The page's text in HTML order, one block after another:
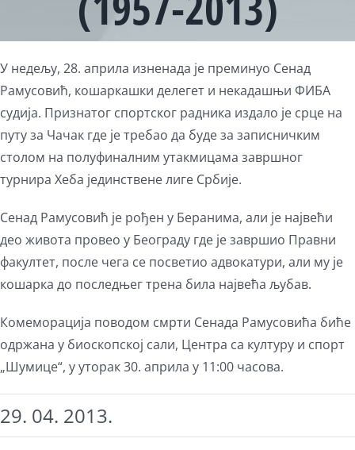
У недељу, 28. априла изненада је преминуо Сенад
Рамусовић, кошаркашки делегет и некадашњи ФИБА
судија. Признатог спортског радника издало је срце на
путу за Чачак где је требао да буде за записничким
столом на полуфиналним утакмицама завршног
турнира Хеба јединствене лиге Србије.
Сенад Рамусовић је рођен у Беранима, али је највећи
део живота провео у Београду где је завршио Правни
факултет, после чега се посветио адвокатури, али му је
кошарка до последњег трена била највећа љубав.
Комеморација поводом смрти Сенада Рамусовића биће
одржана у биоскопској сали, Центра са културу и спорт
„Шумице“, у уторак 30. априла у 11:00 часова.
29. 04. 2013.